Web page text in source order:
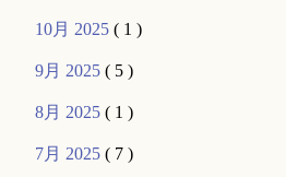
10月 2025( 1 )
9月 2025( 5 )
8月 2025( 1 )
7月 2025( 7 )